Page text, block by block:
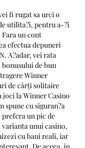
fi rugat sa urci o
utilita?i, pentru a-?i
un cont
efectua depuneri
A?adar, vei rata
de bun
Winner
de cărți solitaire
joci la Winner Casino
spune cu siguran?a
prefera un pic de
unui casino,
cu bani reali, iar